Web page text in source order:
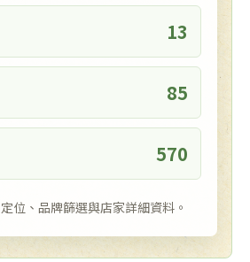
13
85
570
位、品牌篩選與店家詳細資料。